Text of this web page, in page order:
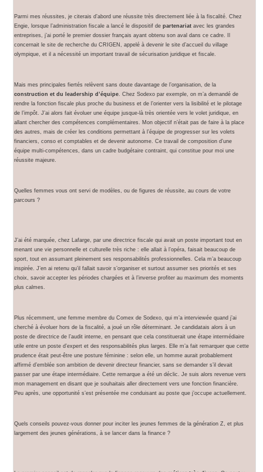
Parmi mes réussites, je citerais d’abord une réussite très directement liée à la fiscalité. Chez
Engie, lorsque l’administration fiscale a lancé le dispositif de partenariat avec les grandes
entreprises, j’ai porté le premier dossier français ayant obtenu son aval dans ce cadre. Il
concernait le site de recherche du CRIGEN, appelé à devenir le site d’accueil du village
olympique, et il a nécessité un important travail de sécurisation juridique et fiscale.
Mais mes principales fiertés relèvent sans doute davantage de l’organisation, de la
construction et du leadership d’équipe. Chez Sodexo par exemple, on m’a demandé de
rendre la fonction fiscale plus proche du business et de l’orienter vers la lisibilité et le pilotage
de l’impôt. J’ai alors fait évoluer une équipe jusque-là très orientée vers le volet juridique, en
allant chercher des compétences complémentaires. Mon objectif n’était pas de faire à la place
des autres, mais de créer les conditions permettant à l’équipe de progresser sur les volets
financiers, conso et comptables et de devenir autonome. Ce travail de composition d’une
équipe multi-compétences, dans un cadre budgétaire contraint, qui constitue pour moi une
réussite majeure.
Quelles femmes vous ont servi de modèles, ou de figures de réussite, au cours de votre
parcours ?
J’ai été marquée, chez Lafarge, par une directrice fiscale qui avait un poste important tout en
menant une vie personnelle et culturelle très riche : elle allait à l’opéra, faisait beaucoup de
sport, tout en assumant pleinement ses responsabilités professionnelles. Cela m’a beaucoup
inspirée. J’en ai retenu qu’il fallait savoir s’organiser et surtout assumer ses priorités et ses
choix, savoir accepter les périodes chargées et à l’inverse profiter au maximum des moments
plus calmes.
Plus récemment, une femme membre du Comex de Sodexo, qui m’a interviewée quand j’ai
cherché à évoluer hors de la fiscalité, a joué un rôle déterminant. Je candidatais alors à un
poste de directrice de l’audit interne, en pensant que cela constituerait une étape intermédiaire
utile entre un poste d’expert et des responsabilités plus larges. Elle m’a fait remarquer que cette
prudence était peut-être une posture féminine : selon elle, un homme aurait probablement
affirmé d’emblée son ambition de devenir directeur financier, sans se demander s’il devait
passer par une étape intermédiaire. Cette remarque a été un déclic. Je suis alors revenue vers
mon management en disant que je souhaitais aller directement vers une fonction financière.
Peu après, une opportunité s’est présentée me conduisant au poste que j’occupe actuellement.
Quels conseils pouvez-vous donner pour inciter les jeunes femmes de la génération Z, et plus
largement des jeunes générations, à se lancer dans la finance ?